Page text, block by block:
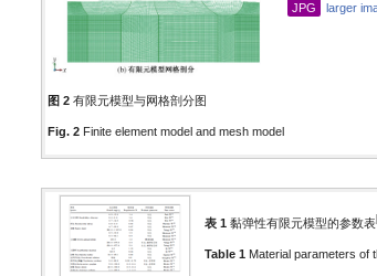
JPG larger
图 2有限元模型与网格剖分图
Fig. 2Finite element model and mesh model
表 1 黏弹性有限元模型的参数表
Table 1 Material parameters of